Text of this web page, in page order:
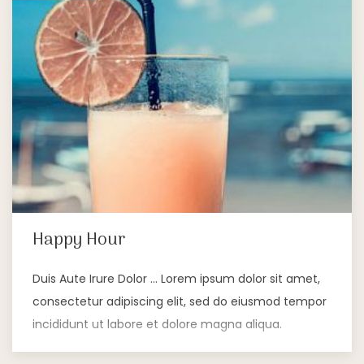
Happy Hour
Duis Aute Irure Dolor … Lorem ipsum dolor sit amet,
consectetur adipiscing elit, sed do eiusmod tempor
incididunt ut labore et dolore magna aliqua.